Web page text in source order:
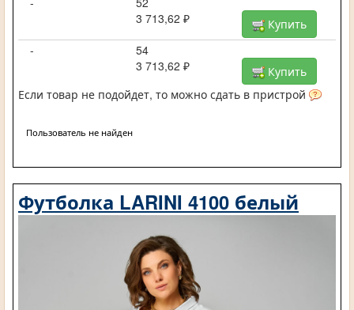
3 713,62 ₽
Купить
-
54
3 713,62 ₽
Купить
Если товар не подойдет, то можно сдать в пристрой
Пользователь не найден
Футболка LARINI 4100 белый